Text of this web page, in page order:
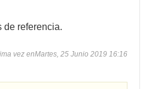
de referencia.
vez enMartes, 25 Junio 2019 16:16